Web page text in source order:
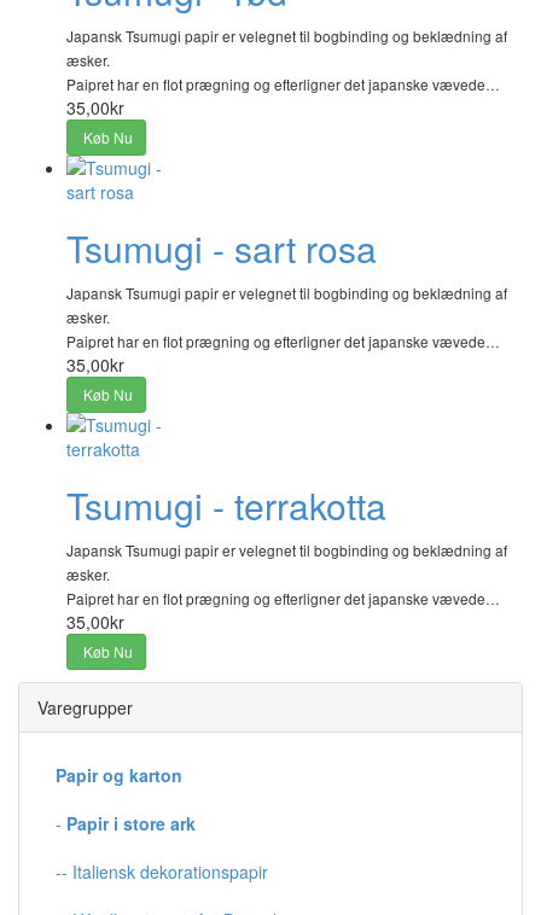
Japansk Tsumugi papir er velegnet til bogbinding og beklædning af
æsker.
Paipret har en flot prægning og efterligner det japanske vævede…
35,00kr
Køb Nu
Tsumugi - sart rosa
Japansk Tsumugi papir er velegnet til bogbinding og beklædning af
æsker.
Paipret har en flot prægning og efterligner det japanske vævede…
35,00kr
Køb Nu
Tsumugi - terrakotta
Japansk Tsumugi papir er velegnet til bogbinding og beklædning af
æsker.
Paipret har en flot prægning og efterligner det japanske vævede…
35,00kr
Køb Nu
Varegrupper
Papir og karton
- Papir i store ark
-- Italiensk dekorationspapir